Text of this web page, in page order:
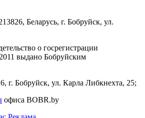
Беларусь, г. Бобруйск, ул.
о госрегистрации
выдано Бобруйским
г. Бобруйск, ул. Карла Либкнехта, 25;
офиса BOBR.by